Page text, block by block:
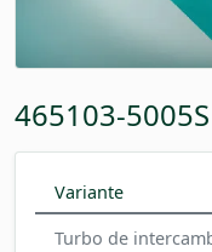
465103-5005S
Variante
Turbo de